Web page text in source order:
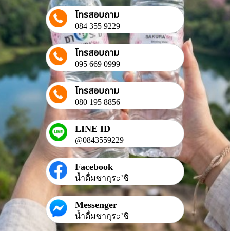
โทรสอบถาม
084 355 9229
โทรสอบถาม
095 669 0999
โทรสอบถาม
080 195 8856
LINE ID
@0843559229
Facebook
น้ำดื่มซากุระ’ชิ
Messenger
น้ำดื่มซากุระ’ชิ